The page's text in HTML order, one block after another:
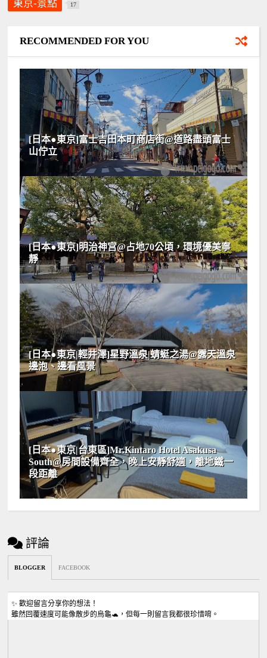
東京-景點 17
RECOMMENDED FOR YOU
[日本●東京]富士吉田本町商店街@道路盡頭富士
山佇立
[日本●東京]明治神宫@占地70公頃，環境優美寧
靜
[日本●東京|輕井澤]星野溫泉|蜻蜓之湯@露天溫泉
邊泡、邊看風景
[日本●東京|台東區]Mr.Kintaro Hotel Asakusa
South@房間設備齊全，晚上安靜舒適，離地鐵一
段距離
評論
BLOGGER FACEBOOK
✨ 歡迎留言分享你的想法！
雖然回覆速度可能像散步的烏龜🐢，但每一則留言我都很珍惜唷。